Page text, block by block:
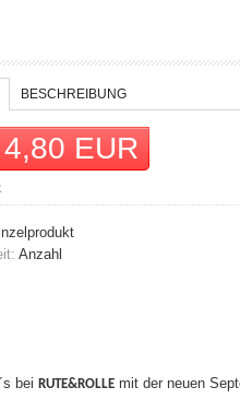
BESCHREIBUNG
4,80 EUR
Anzahl
bei RUTE&ROLLE mit der neuen